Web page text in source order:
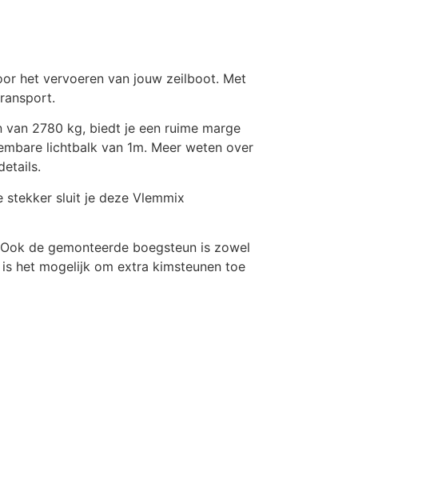
groot
het vervoeren van jouw zeilboot. Met
2780 kg, biedt je een ruime marge
lichtbalk van 1m. Meer weten over
stekker sluit je deze Vlemmix
de gemonteerde boegsteun is zowel
het mogelijk om extra kimsteunen toe